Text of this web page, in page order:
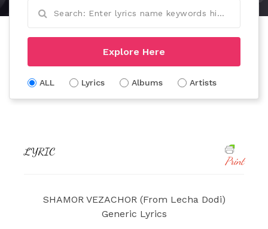
Explore Here
ALL Lyrics Albums Artists
LYRIC
Print
SHAMOR VEZACHOR (From Lecha Dodi)
Generic Lyrics